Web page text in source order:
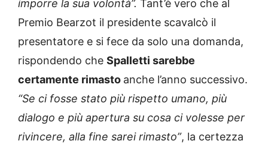
imporre la sua volontà”. Tant’è vero che al
Premio Bearzot il presidente scavalcò il
presentatore e si fece da solo una domanda,
rispondendo che Spalletti sarebbe
certamente rimasto anche l’anno successivo.
“Se ci fosse stato più rispetto umano, più
dialogo e più apertura su cosa ci volesse per
rivincere, alla fine sarei rimasto”, la certezza